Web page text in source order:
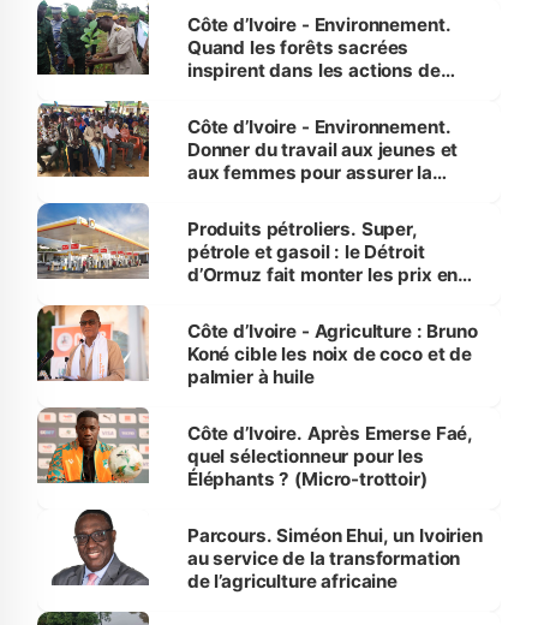
Côte d’Ivoire - Environnement.
Quand les forêts sacrées
inspirent dans les actions de
Côte d’Ivoire - Environnement.
Donner du travail aux jeunes et
aux femmes pour assurer la
menacées
Produits pétroliers. Super,
pétrole et gasoil : le Détroit
d’Ormuz fait monter les prix en
Côte d’Ivoire - Agriculture : Bruno
Koné cible les noix de coco et de
palmier à huile
Côte d’Ivoire. Après Emerse Faé,
quel sélectionneur pour les
Éléphants ? (Micro-trottoir)
Parcours. Siméon Ehui, un Ivoirien
au service de la transformation
de l’agriculture africaine